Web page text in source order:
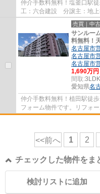
仲介手数料無料！塩釜口駅
工：六合建設 分譲主：地上
売買｜中
サンルー
料無料！
名古屋市
名古屋市
名古屋市
1,690万円
間取:
愛知県名
仲介手数料無料！植田駅徒
フォーム物件です。リフ
分譲主：名古屋市住宅供給
<<前へ 1 2
チェックした物件をま
検討リストに追加